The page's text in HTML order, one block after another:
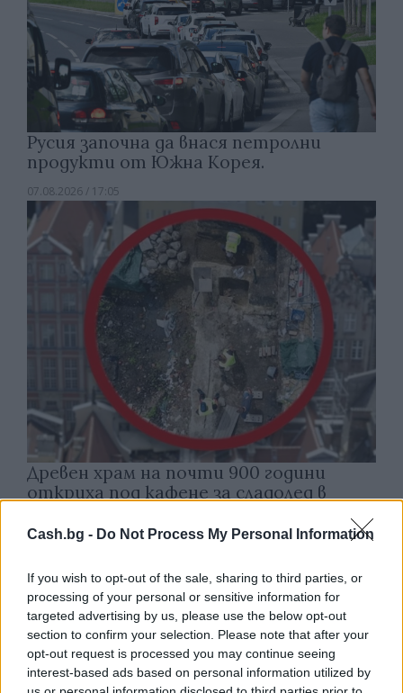
Cash.bg - Do Not Process My Personal Information
If you wish to opt-out of the sale, sharing to third parties, or
processing of your personal or sensitive information for
targeted advertising by us, please use the below opt-out
section to confirm your selection. Please note that after your
opt-out request is processed you may continue seeing
interest-based ads based on personal information utilized by
Русия започна да внася петролни
продукти от Южна Корея.
07.08.2026 / 17:05
Древен храм на почти 900 години
откриха под кафене за сладолед в
07.08.2026 / 16:00